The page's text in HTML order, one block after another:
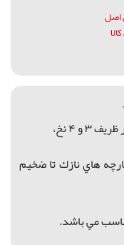
اصل
پارچه هاي نازك تا ضخيم
مي باشد.